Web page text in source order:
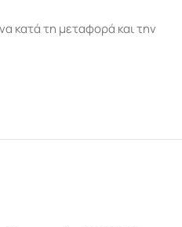
κατά τη μεταφορά και την